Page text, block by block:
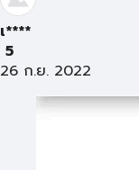
เ****
5
26 ก.ย. 2022